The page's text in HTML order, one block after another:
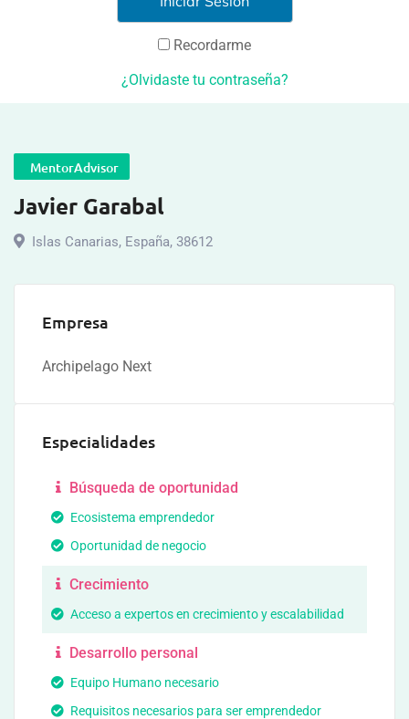
Recordarme
¿Olvidaste tu contraseña?
MentorAdvisor
Javier Garabal
Islas Canarias, España, 38612
Empresa
Archipelago Next
Especialidades
Búsqueda de oportunidad
Ecosistema emprendedor
Oportunidad de negocio
Crecimiento
Acceso a expertos en crecimiento y escalabilidad
Desarrollo personal
Equipo Humano necesario
Requisitos necesarios para ser emprendedor